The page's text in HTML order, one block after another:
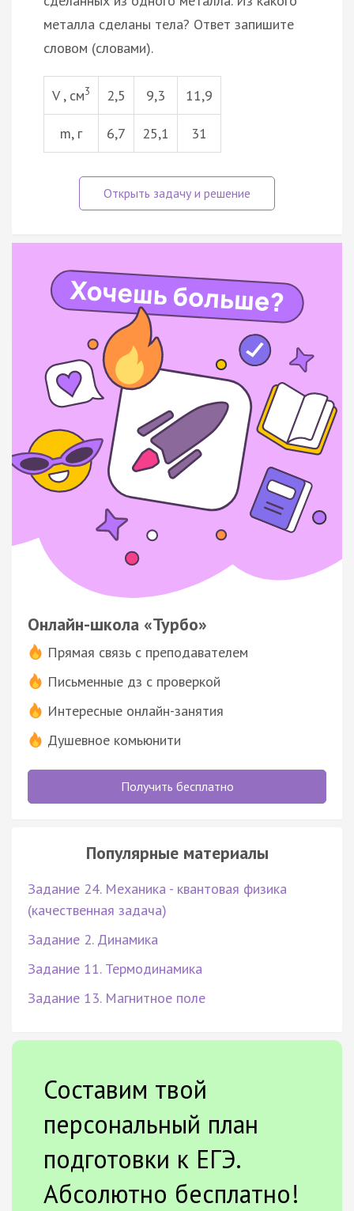
металла сделаны тела? Ответ запишите
словом (словами).
V , см3 2,5 9,3 11,9
m, г 6,7 25,1 31
Онлайн-школа «Турбо»
Прямая связь с преподавателем
Письменные дз с проверкой
Интересные онлайн-занятия
Душевное комьюнити
Получить бесплатно
Популярные материалы
Задание 24. Механика - квантовая физика
(качественная задача)
Задание 2. Динамика
Задание 11. Термодинамика
Задание 13. Магнитное поле
Составим твой
персональный план
подготовки к ЕГЭ.
Абсолютно бесплатно!